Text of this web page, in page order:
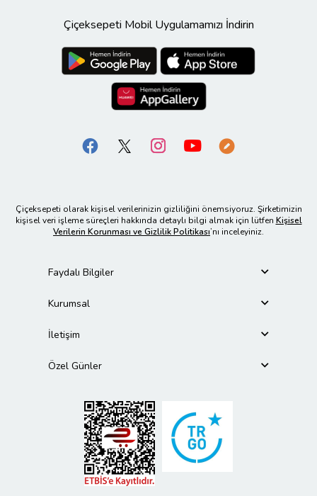
Çiçeksepeti Mobil Uygulamamızı İndirin
Çiçeksepeti olarak kişisel verilerinizin gizliliğini önemsiyoruz. Şirketimizin
kişisel veri işleme süreçleri hakkında detaylı bilgi almak için lütfen Kişisel
Verilerin Korunması ve Gizlilik Politikası’nı inceleyiniz.
Faydalı Bilgiler
Kurumsal
İletişim
Özel Günler